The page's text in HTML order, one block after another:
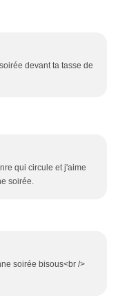
devant ta tasse de
qui circule et j'aime
soirée.
soirée bisous<br />